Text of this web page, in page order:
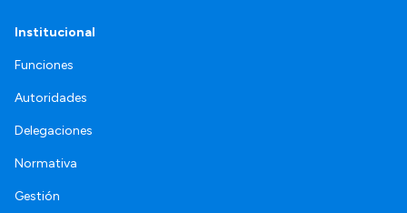
Institucional
Funciones
Autoridades
Delegaciones
Normativa
Gestión